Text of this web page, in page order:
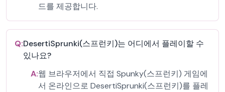
드를 제공합니다.
Q:DesertiSprunki(스프런키)는 어디에서 플레이할 수
있나요?
A:웹 브라우저에서 직접 Spunky(스프런키) 게임에
서 온라인으로 DesertiSprunki(스프런키)를 플레